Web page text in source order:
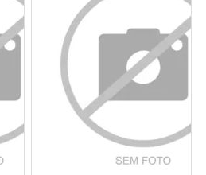
6 x de
Cat:
COMPRAR